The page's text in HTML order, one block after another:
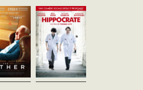
d'anglais
d'obésité,
avec sa fille
une ultime
vost - 97'
The Father raconte la
trajectoire intérieure d’un
homme de 81 ans, Anthony,
dont la réalité se brise peu à
peu sous nos yeux. Mais c’est
aussi l’...
vf - 102'
Benjamin va devenir un
médecin, il en est
Mais pour son premier
d’interne dans le service
comme...
et
Nomadland
Chloé Zhao
Wild
Jean-Marc Vallée